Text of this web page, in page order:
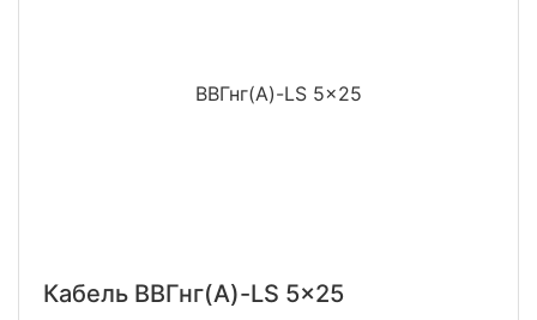
Кабель ВВГнг(A)-LS 5x25